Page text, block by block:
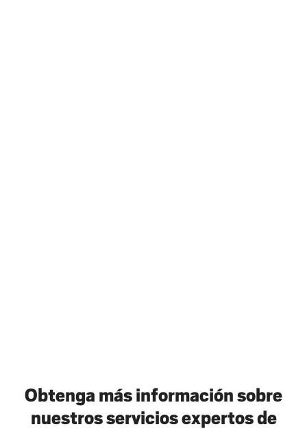
Obtenga más información sobre
nuestros servicios expertos de